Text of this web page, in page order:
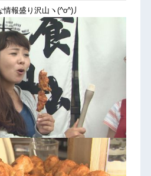
報盛り沢山ヽ(^o^)丿